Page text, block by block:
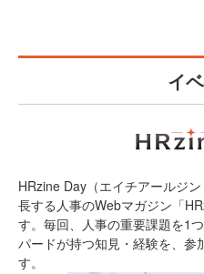
イ
HRzine Day（エイチアールジ
長する人事のWebマガジン「
す。毎回、人事の重要課題を1
パードが持つ知見・経験を、参
す。